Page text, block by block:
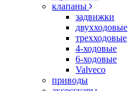
клапаны
задвижки
двухходовые
трехходовые
4-ходовые
6-ходовые
Valveco
приводы